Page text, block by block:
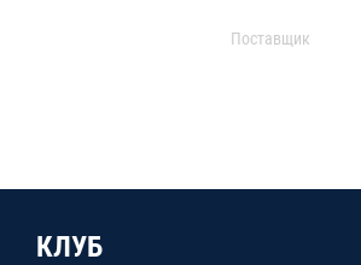
Поставщик
КЛУБ